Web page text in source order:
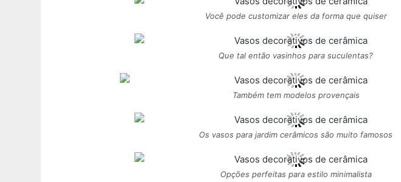
Você pode customizar eles da forma que quiser
Que tal então vasinhos para suculentas?
Também tem modelos provençais
Os vasos para jardim cerâmicos são muito famosos
Opções perfeitas para estilo minimalista